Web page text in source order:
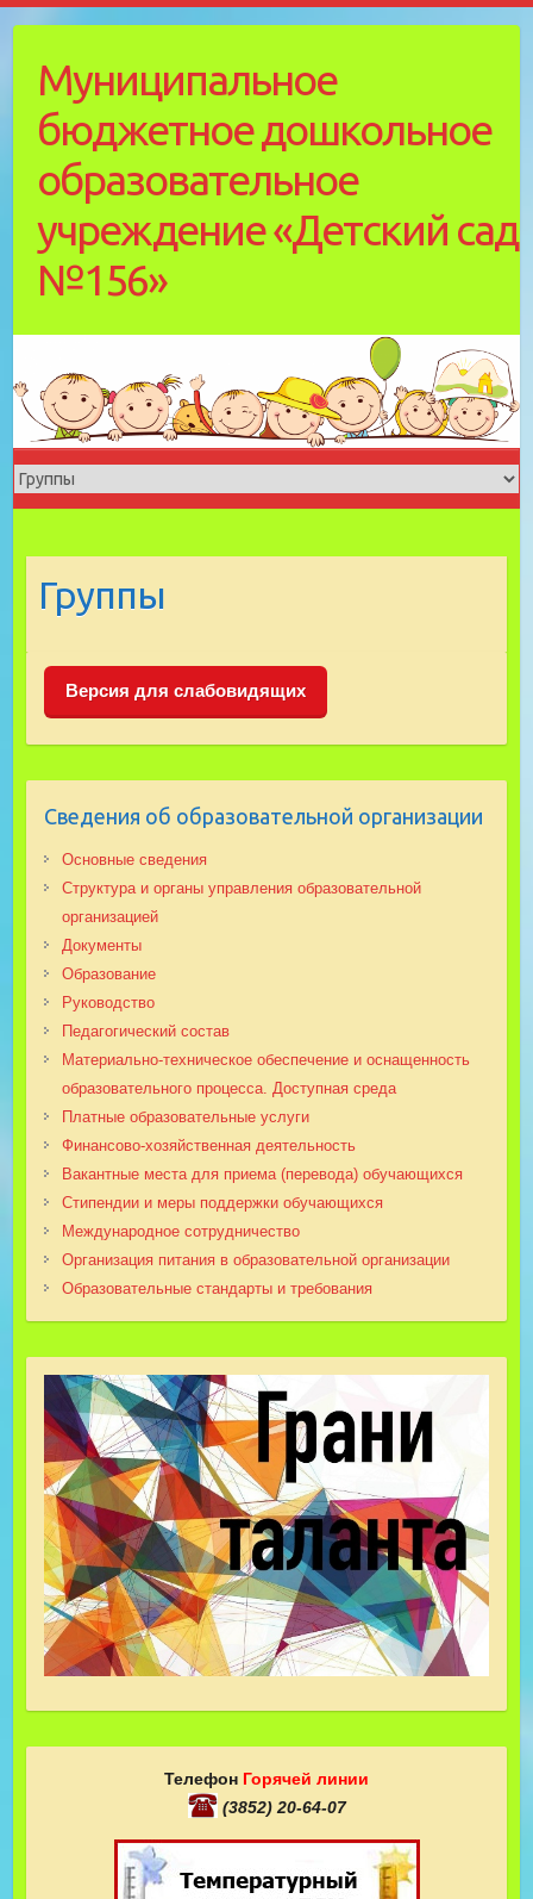
contentМуниципальное
бюджетное дошкольное
образовательное
учреждение «Детский cад
№156»
Группы
Версия для слабовидящих
Сведения об образовательной организации
Основные сведения
Структура и органы управления образовательной
организацией
Документы
Образование
Руководство
Педагогический состав
Материально-техническое обеспечение и оснащенность
образовательного процесса. Доступная среда
Платные образовательные услуги
Финансово-хозяйственная деятельность
Вакантные места для приема (перевода) обучающихся
Стипендии и меры поддержки обучающихся
Международное сотрудничество
Организация питания в образовательной организации
Образовательные стандарты и требования
Телефон Горячей линии
(3852) 20-64-07